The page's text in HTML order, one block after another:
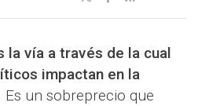
la vía a través de la cual
impactan en la
. Es un sobreprecio que